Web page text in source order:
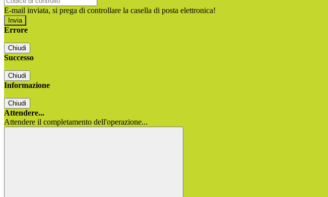
E-mail inviata, si prega di controllare la casella di posta elettronica!
Errore
Chiudi
Successo
Chiudi
Informazione
Chiudi
Attendere...
Attendere il completamento dell'operazione...